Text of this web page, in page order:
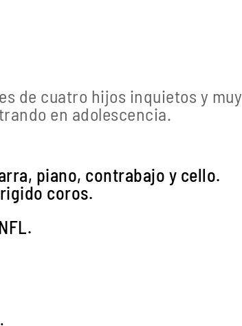
de cuatro hijos inquietos y muy
en adolescencia.
piano, contrabajo y cello.
coros.